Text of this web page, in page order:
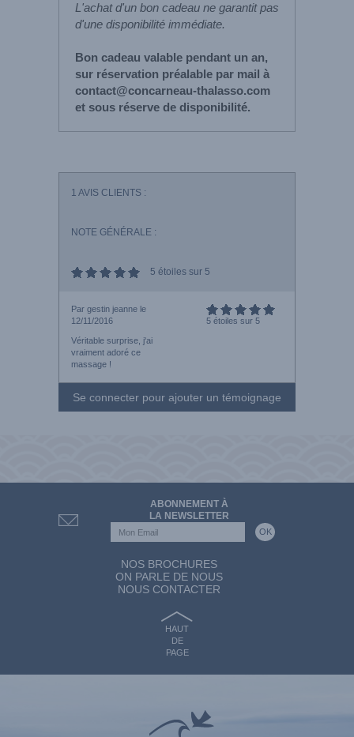
L'achat d'un bon cadeau ne garantit pas
d'une disponibilité immédiate.
Bon cadeau valable pendant un an,
sur réservation préalable par mail à
contact@concarneau-thalasso.com
et sous réserve de disponibilité.
1 AVIS CLIENTS :
NOTE GÉNÉRALE :
5 étoiles sur 5
Par gestin jeanne le
12/11/2016
Véritable surprise, j'ai
vraiment adoré ce
massage !
5 étoiles sur 5
Se connecter pour ajouter un témoignage
ABONNEMENT À
LA NEWSLETTER
NOS BROCHURES
ON PARLE DE NOUS
NOUS CONTACTER
HAUT
DE
PAGE